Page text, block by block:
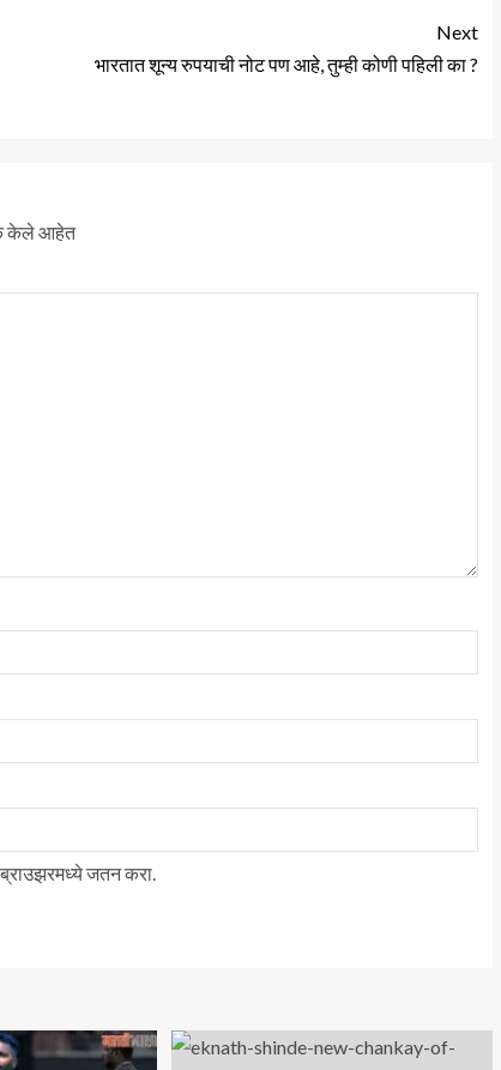
Next
भारतात शून्य रुपयाची नोट पण आहे, तुम्ही कोणी पहिली का ?
केले आहेत
जतन करा.